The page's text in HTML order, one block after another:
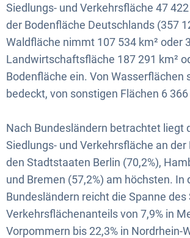
Siedlungs- und Verkehrsfläche 47
der Bodenfläche Deutschlands (357
Waldfläche nimmt 107 534 km² oder
Landwirtschaftsfläche 187 291 km²
Bodenfläche ein. Von Wasserflächen
bedeckt, von sonstigen Flächen 6 366
Nach Bundesländern betrachtet liegt
Siedlungs- und Verkehrsfläche an der
den Stadtstaaten Berlin (70,2%),
und Bremen (57,2%) am höchsten. In
Bundesländern reicht die Spanne des
Verkehrsflächenanteils von 7,9% in
Vorpommern bis 22,3% in Nordrhein-